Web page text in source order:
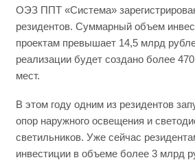
ОЭЗ ППТ «Система»
резидентов. Суммарный объем
проектам превышает 14,5 млрд
реализации будет создано более
мест.
В этом году одним из резидентов
опор наружного освещения и
светильников. Уже сейчас
инвестиции в объеме более 3 млрд